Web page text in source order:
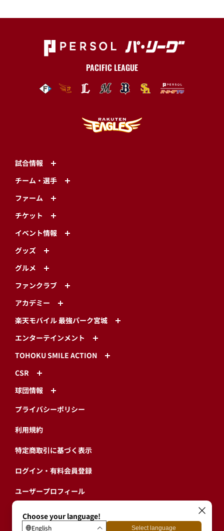
PACIFIC LEAGUE
試合情報
チーム・選手
ファーム
チケット
イベント情報
グッズ
グルメ
ファンクラブ
アカデミー
楽天モバイル 最強パーク宮城
エンターテインメント
TOHOKU SMILE ACTION
CSR
球団情報
プライバシーポリシー
利用規約
特定商取引に基づく表示
ログイン・有料会員登録
ユーザープロフィール
会員情報引継ぎ